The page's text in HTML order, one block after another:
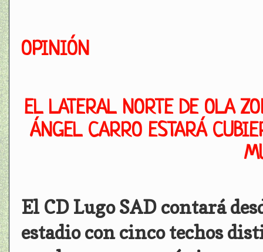
OPINIÓN
EL LATERAL NORTE DE OLA
ÁNGEL CARRO ESTARÁ
El CD Lugo SAD contará
estadio con cinco techos